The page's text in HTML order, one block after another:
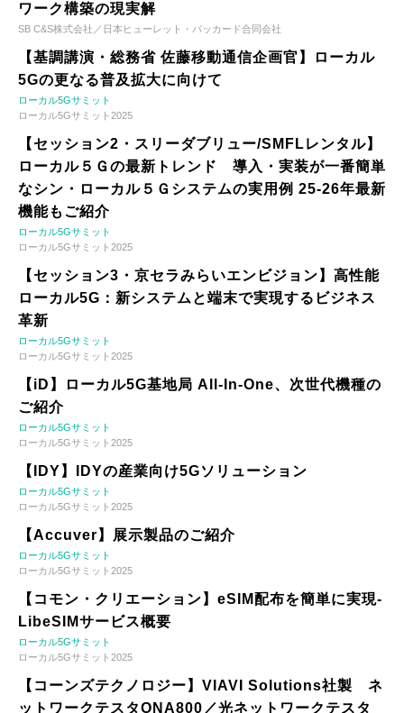
ワーク構築の現実解
SB C&S株式会社／日本ヒューレット・パッカード合同会社
【基調講演・総務省 佐藤移動通信企画官】ローカル
5Gの更なる普及拡大に向けて
ローカル5Gサミット
ローカル5Gサミット2025
【セッション2・スリーダブリュー/SMFLレンタル】
ローカル５Ｇの最新トレンド 導入・実装が一番簡単
なシン・ローカル５Ｇシステムの実用例 25-26年最新
機能もご紹介
ローカル5Gサミット
ローカル5Gサミット2025
【セッション3・京セラみらいエンビジョン】高性能
ローカル5G：新システムと端末で実現するビジネス
革新
ローカル5Gサミット
ローカル5Gサミット2025
【iD】ローカル5G基地局 All-In-One、次世代機種の
ご紹介
ローカル5Gサミット
ローカル5Gサミット2025
【IDY】IDYの産業向け5Gソリューション
ローカル5Gサミット
ローカル5Gサミット2025
【Accuver】展示製品のご紹介
ローカル5Gサミット
ローカル5Gサミット2025
【コモン・クリエーション】eSIM配布を簡単に実現-
LibeSIMサービス概要
ローカル5Gサミット
ローカル5Gサミット2025
【コーンズテクノロジー】VIAVI Solutions社製 ネ
ットワークテスタONA800／光ネットワークテスタ